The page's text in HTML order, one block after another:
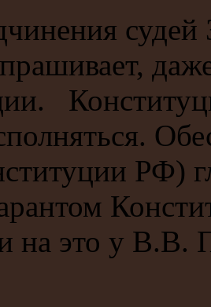
судей
РФ)
на это у В.В.